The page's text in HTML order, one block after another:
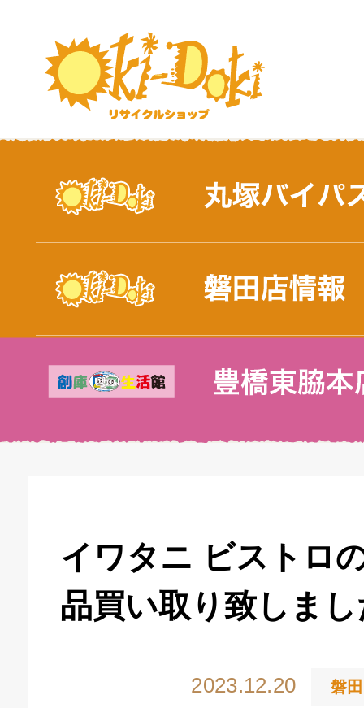
イワタニ ビストロ
品買い取り致しま
2023.12.20 磐